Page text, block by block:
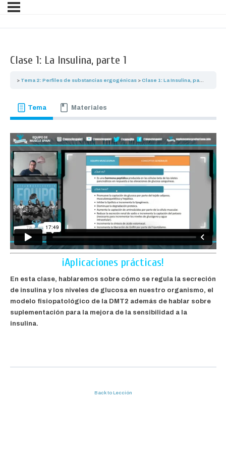
Clase 1: La Insulina, parte 1
Tema 2: Perfiles de substancias ergogénicas Clase 1: La Insulina, parte 1
Tema Materiales
¡Aplicaciones prácticas!
En esta clase, hablaremos sobre cómo se regula la secreción
de insulina y los niveles de glucosa en nuestro organismo, el
modelo fisiopatológico de la DMT2 además de hablar sobre
suplementación para la mejora de la sensibilidad a la
insulina.
Back to Lección